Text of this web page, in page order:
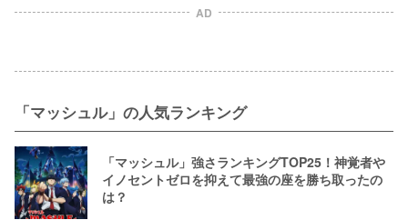
AD
「マッシュル」の人気ランキング
「マッシュル」強さランキングTOP25！神覚者や
イノセントゼロを抑えて最強の座を勝ち取ったの
は？